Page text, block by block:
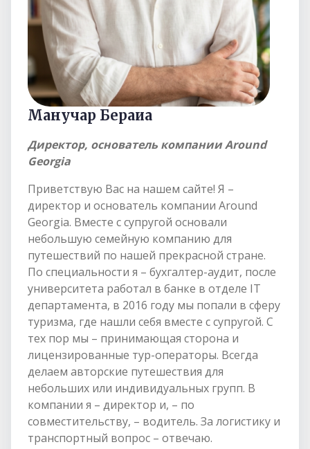
Манучар Бераиа
Директор, основатель компании Around
Georgia
Приветствую Вас на нашем сайте! Я –
директор и основатель компании Around
Georgia. Вместе с супругой основали
небольшую семейную компанию для
путешествий по нашей прекрасной стране.
По специальности я – бухгалтер-аудит, после
университета работал в банке в отделе IT
департамента, в 2016 году мы попали в сферу
туризма, где нашли себя вместе с супругой. С
тех пор мы – принимающая сторона и
лицензированные тур-операторы. Всегда
делаем авторские путешествия для
небольших или индивидуальных групп. В
компании я – директор и, – по
совместительству, – водитель. За логистику и
транспортный вопрос – отвечаю.